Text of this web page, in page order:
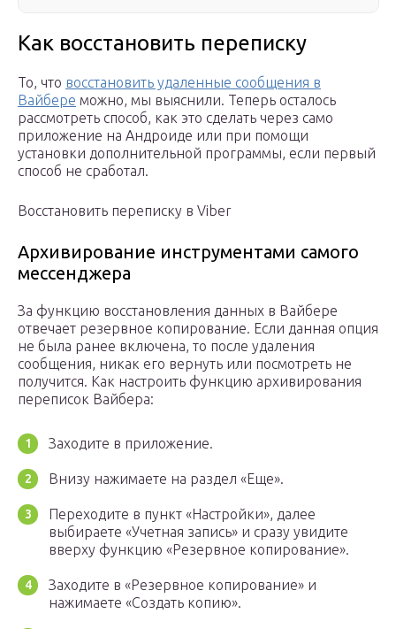
Как восстановить переписку
То, что восстановить удаленные сообщения в
Вайбере можно, мы выяснили. Теперь осталось
рассмотреть способ, как это сделать через само
приложение на Андроиде или при помощи
установки дополнительной программы, если первый
способ не сработал.
Восстановить переписку в Viber
Архивирование инструментами самого
мессенджера
За функцию восстановления данных в Вайбере
отвечает резервное копирование. Если данная опция
не была ранее включена, то после удаления
сообщения, никак его вернуть или посмотреть не
получится. Как настроить функцию архивирования
переписок Вайбера:
Заходите в приложение.
Внизу нажимаете на раздел «Еще».
Переходите в пункт «Настройки», далее
выбираете «Учетная запись» и сразу увидите
вверху функцию «Резервное копирование».
Заходите в «Резервное копирование» и
нажимаете «Создать копию».